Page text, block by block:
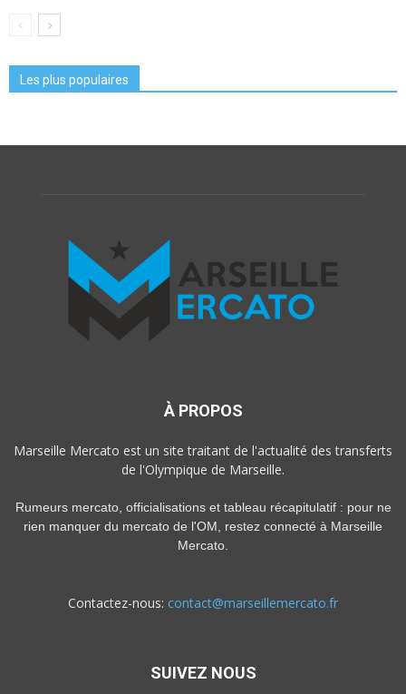
Les plus populaires
À PROPOS
Marseille Mercato est un site traitant de l'actualité des transferts
de l'Olympique de Marseille.
Rumeurs mercato, officialisations et tableau récapitulatif : pour ne
rien manquer du mercato de l'OM, restez connecté à Marseille
Mercato.
Contactez-nous: contact@marseillemercato.fr
SUIVEZ NOUS